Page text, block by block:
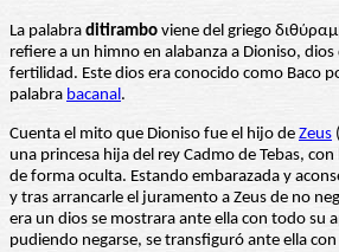
La palabra ditirambo viene del griego
refiere a un himno en alabanza a Dioniso,
fertilidad. Este dios era conocido como Baco
palabra bacanal.
Cuenta el mito que Dioniso fue el hijo de Zeus
una princesa hija del rey Cadmo de Tebas,
de forma oculta. Estando embarazada y
y tras arrancarle el juramento a Zeus de no
era un dios se mostrara ante ella con todo su
pudiendo negarse, se transfiguró ante ella